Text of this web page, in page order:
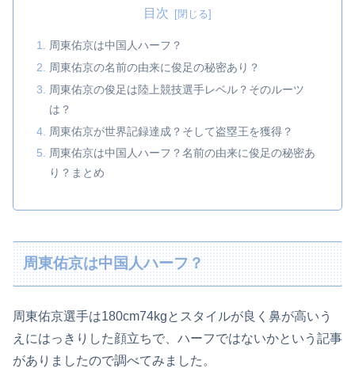
目次
周東佑京は中国人ハーフ？
周東佑京の名前の由来に俊足の秘密あり？
周東佑京の俊足は陸上競技選手レベル？そのルーツ
は？
周東佑京が世界記録達成？そして盗塁王を獲得？
周東佑京は中国人ハーフ？名前の由来に俊足の秘密あ
り？まとめ
周東佑京は中国人ハーフ？
周東佑京選手は180cm74kgとスタイルが良く鼻が高いう
えにはっきりした顔立ちで、ハーフではないかという記事
がありましたので調べてみました。